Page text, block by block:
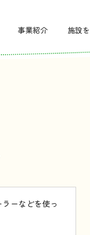
事業紹介 施設を
ーなどを使っ